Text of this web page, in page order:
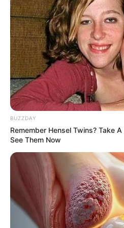
Why everything you
might be wrong
BUZZDAY
Remember Hensel Twins? Take
See Them Now